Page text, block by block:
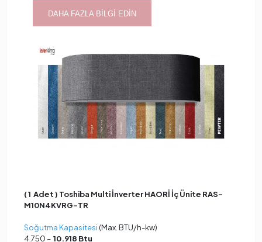
DAHA FAZLA BİLGİ EDİN
( 1 Adet ) Toshiba Multi İnverter HAORİ İç Ünite RAS-
M10N4KVRG-TR
Soğutma Kapasitesi (Max. BTU/h-kw)
4.750 – 10.918 Btu